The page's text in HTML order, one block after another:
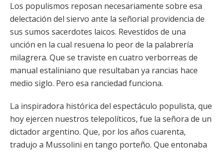
Los populismos reposan necesariamente sobre esa
delectación del siervo ante la señorial providencia de
sus sumos sacerdotes laicos. Revestidos de una
unción en la cual resuena lo peor de la palabrería
milagrera. Que se traviste en cuatro verborreas de
manual estaliniano que resultaban ya rancias hace
medio siglo. Pero esa ranciedad funciona.
La inspiradora histórica del espectáculo populista, que
hoy ejercen nuestros telepolíticos, fue la señora de un
dictador argentino. Que, por los años cuarenta,
tradujo a Mussolini en tango porteño. Que entonaba